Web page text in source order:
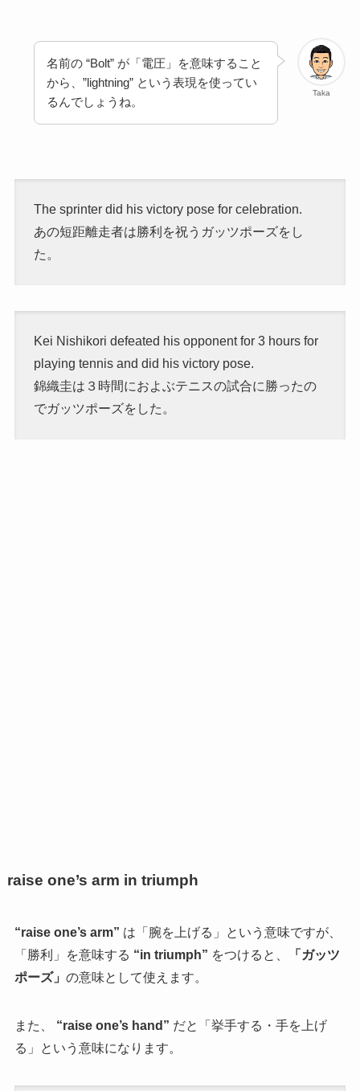
Taka
名前の “Bolt” が「電圧」を意味すること
から、”lightning” という表現を使ってい
るんでしょうね。
The sprinter did his victory pose for celebration.
あの短距離走者は勝利を祝うガッツポーズをし
た。
Kei Nishikori defeated his opponent for 3 hours for
playing tennis and did his victory pose.
錦織圭は３時間におよぶテニスの試合に勝ったの
でガッツポーズをした。
raise one’s arm in triumph
“raise one’s arm” は「腕を上げる」という意味ですが、
「勝利」を意味する “in triumph” をつけると、
「ガッツ
ポーズ」 の意味として使えます。
また、 “raise one’s hand” だと「挙手する・手を上げ
る」という意味になります。